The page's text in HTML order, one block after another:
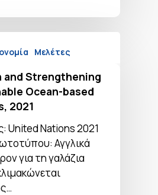
Μελέτες
and Strengthening
Ocean-based
2021
United Nations 2021
Αγγλικά
για τη γαλάζια